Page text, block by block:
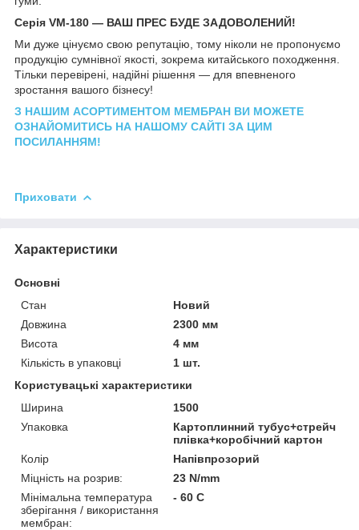
Серія VM-180 — ВАШ ПРЕС БУДЕ ЗАДОВОЛЕНИЙ!
Ми дуже цінуємо свою репутацію, тому ніколи не пропонуємо
продукцію сумнівної якості, зокрема китайського походження.
Тільки перевірені, надійні рішення — для впевненого
зростання вашого бізнесу!
З НАШИМ АСОРТИМЕНТОМ МЕМБРАН ВИ МОЖЕТЕ
ОЗНАЙОМИТИСЬ НА НАШОМУ САЙТІ ЗА ЦИМ
ПОСИЛАННЯМ!
Приховати
Характеристики
Основні
Стан
Новий
Довжина
2300 мм
Висота
4 мм
Кількість в упаковці
1 шт.
Користувацькі характеристики
Ширина
1500
Упаковка
Картоплинний тубус+стрейч
плівка+коробічний картон
Колір
Напівпрозорий
Міцність на розрив:
23 N/mm
Мінімальна температура
зберігання / використання
мембран:
- 60 С